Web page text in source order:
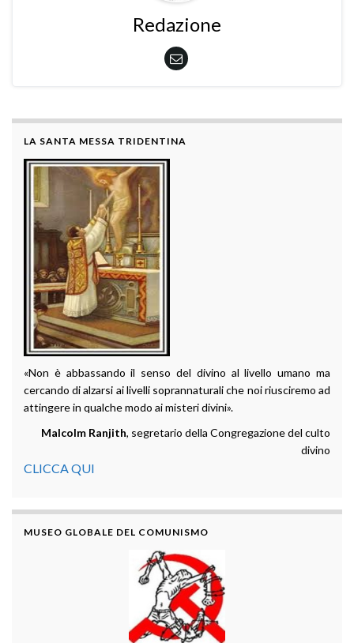
Redazione
LA SANTA MESSA TRIDENTINA
«Non è abbassando il senso del divino al livello umano ma
cercando di alzarsi ai livelli soprannaturali che noi riusciremo ad
attingere in qualche modo ai misteri divini».
Malcolm Ranjith, segretario della Congregazione del culto
divino
CLICCA QUI
MUSEO GLOBALE DEL COMUNISMO